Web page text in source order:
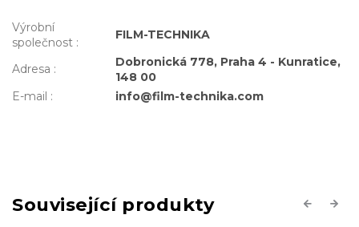
Výrobní
společnost :
FILM-TECHNIKA
Adresa :
Dobronická 778, Praha 4 - Kunratice,
148 00
E-mail : info@film-technika.com
Související produkty Previous
Next